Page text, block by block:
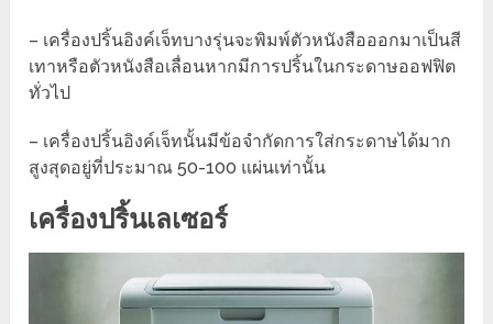
– เครื่องปริ้นอิงค์เจ็ทบางรุ่นจะพิมพ์ตัวหนังสือออกมาเป็นสี
เทาหรือตัวหนังสือเลื่อนหากมีการปริ้นในกระดาษออฟฟิต
ทั่วไป
– เครื่องปริ้นอิงค์เจ็ทนั้นมีข้อจำกัดการใส่กระดาษได้มาก
สูงสุดอยู่ที่ประมาณ 50-100 แผ่นเท่านั้น
เครื่องปริ้นเลเซอร์